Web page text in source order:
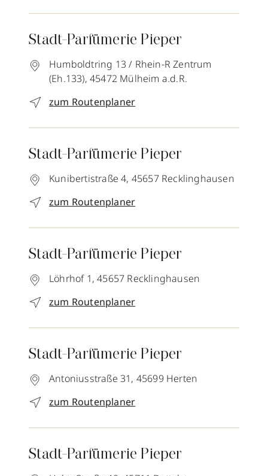
Stadt-Parfümerie Pieper
Humboldtring 13 / Rhein-R Zentrum
(Eh.133), 45472 Mülheim a.d.R.
zum Routenplaner
Stadt-Parfümerie Pieper
Kunibertistraße 4, 45657 Recklinghausen
zum Routenplaner
Stadt-Parfümerie Pieper
Löhrhof 1, 45657 Recklinghausen
zum Routenplaner
Stadt-Parfümerie Pieper
Antoniusstraße 31, 45699 Herten
zum Routenplaner
Stadt-Parfümerie Pieper